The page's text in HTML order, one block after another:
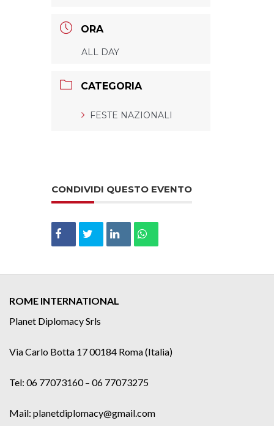
ORA
ALL DAY
CATEGORIA
FESTE NAZIONALI
CONDIVIDI QUESTO EVENTO
ROME INTERNATIONAL
Planet Diplomacy Srls
Via Carlo Botta 17 00184 Roma (Italia)
Tel: 06 77073160 – 06 77073275
Mail: planetdiplomacy@gmail.com